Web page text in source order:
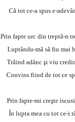
Cã tot ce-a spus e-
Prin fapte urc din treptã-n
Luptându-mã sã fiu mai
Trãind adânc şi viu
Convins fiind de tot ce
Prin fapte-mi creşte
În lupta mea cu tot ce-i